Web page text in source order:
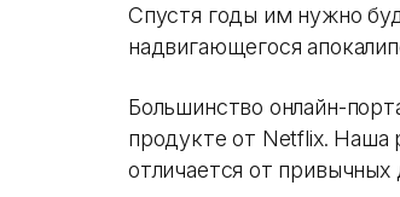
Спустя годы им нужно
надвигающегося
Большинство онлайн-
продукте от Netflix. Наша
отличается от привычных